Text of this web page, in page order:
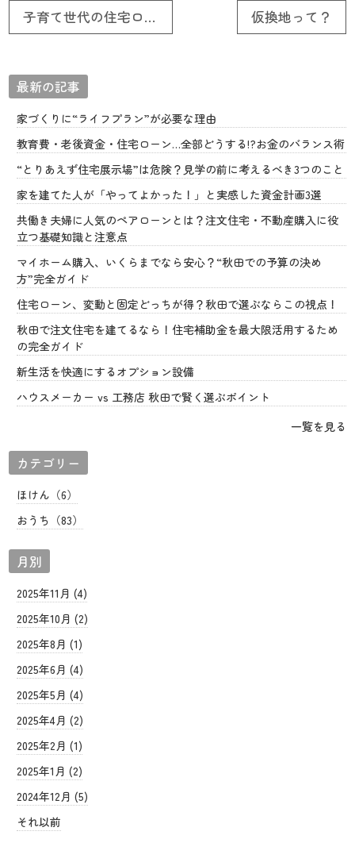
子育て世代の住宅ローン
仮換地って？
最新の記事
家づくりに“ライフプラン”が必要な理由
教育費・老後資金・住宅ローン…全部どうする!?お金のバランス術
“とりあえず住宅展示場”は危険？見学の前に考えるべき3つのこと
家を建てた人が「やってよかった！」と実感した資金計画3選
共働き夫婦に人気のペアローンとは？注文住宅・不動産購入に役
立つ基礎知識と注意点
マイホーム購入、いくらまでなら安心？“秋田での予算の決め
方”完全ガイド
住宅ローン、変動と固定どっちが得？秋田で選ぶならこの視点！
秋田で注文住宅を建てるなら！住宅補助金を最大限活用するため
の完全ガイド
新生活を快適にするオプション設備
ハウスメーカー vs 工務店 秋田で賢く選ぶポイント
一覧を見る
カテゴリー
ほけん（6）
おうち（83）
月別
2025年11月 (4)
2025年10月 (2)
2025年8月 (1)
2025年6月 (4)
2025年5月 (4)
2025年4月 (2)
2025年2月 (1)
2025年1月 (2)
2024年12月 (5)
それ以前